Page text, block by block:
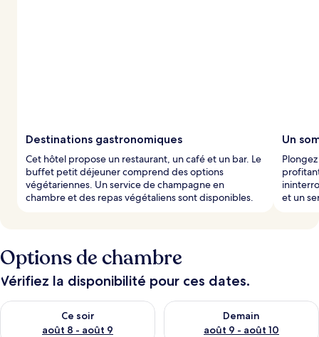
Destinations gastronomiques
Cet hôtel propose un restaurant, un café et un bar. Le
buffet petit déjeuner comprend des options
végétariennes. Un service de champagne en
chambre et des repas végétaliens sont disponibles.
Un
et un
Options de chambre
Vérifiez la disponibilité pour ces dates.
Ce soir
août 8 - août 9
Vérifier la disponibilité pour ce soir août 8 - août 9
Demain
août 9 - août 10
Vérifier la disponibilité pour